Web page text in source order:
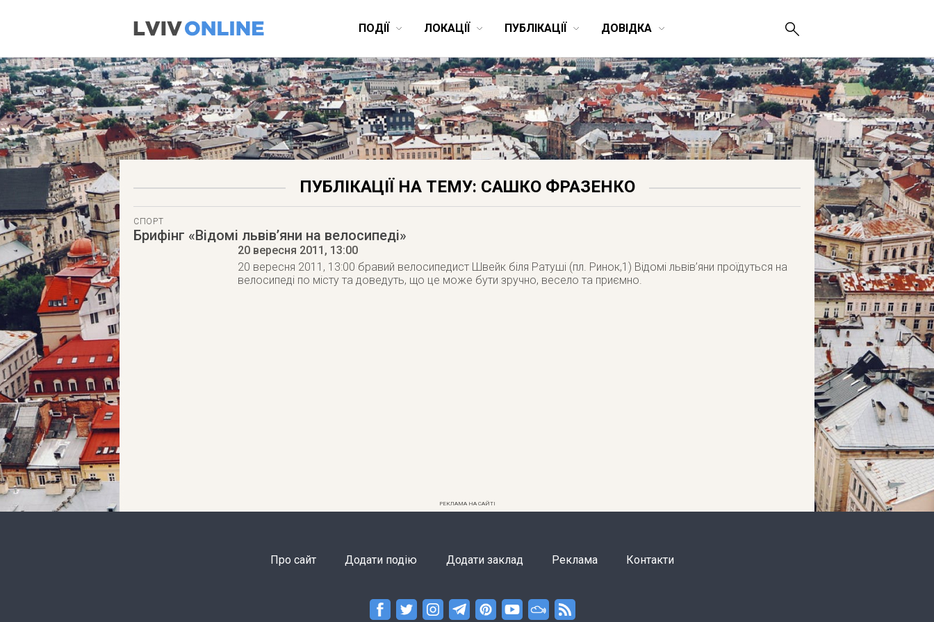
ПОДІЇ ЛОКАЦІЇ ПУБЛІКАЦІЇ ДОВІДКА
ПУБЛІКАЦІЇ НА ТЕМУ: САШКО ФРАЗЕНКО
СПОРТ
Брифінг «Відомі львів’яни на велосипеді»
20 вересня 2011 , 13:00
20 вересня 2011, 13:00 бравий велосипедист Швейк біля Ратуші (пл. Ринок,1) Відомі львів’яни проїдуться на
велосипеді по місту та доведуть, що це може бути зручно, весело та приємно.
РЕКЛАМА НА САЙТІ
Про сайт Додати подію Додати заклад Реклама Контакти